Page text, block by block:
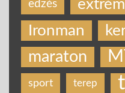
edzés extrém
Ironman
maraton
sport terep